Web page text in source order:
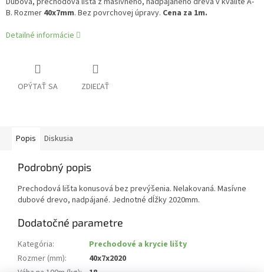
B. Rozmer 40x7mm. Bez povrchovej úpravy. Cena za 1m.
Detailné informácie
OPÝTAŤ SA ZDIEĽAŤ
Popis Diskusia
Podrobný popis
Prechodová lišta konusová bez prevýšenia. Nelakovaná. Masívne
dubové drevo, nadpájané. Jednotné dĺžky 2020mm.
Dodatočné parametre
Kategória:
Prechodové a krycie lišty
Rozmer (mm):
40x7x2020